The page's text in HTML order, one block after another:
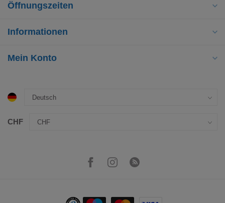
Öffnungszeiten
Informationen
Mein Konto
CHF